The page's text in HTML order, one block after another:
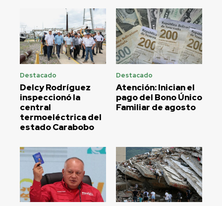
Destacado
Delcy Rodríguez
inspeccionó la
central
termoeléctrica del
estado Carabobo
Destacado
Atención: Inician el
pago del Bono Único
Familiar de agosto